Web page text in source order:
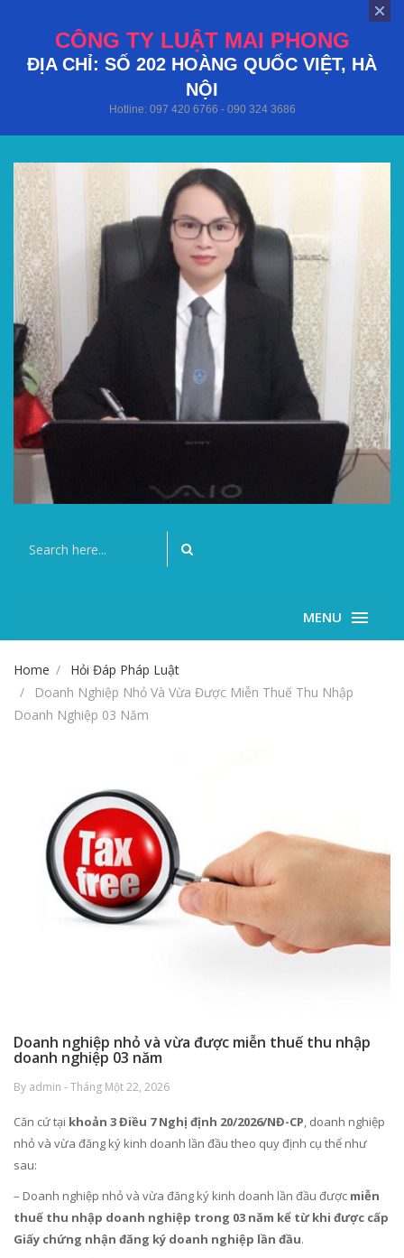
CÔNG TY LUẬT MAI PHONG
ĐỊA CHỈ: SỐ 202 HOÀNG QUỐC VIỆT, HÀ
NỘI
Hotline: 097 420 6766 - 090 324 3686
MENU
Home
Hỏi Đáp Pháp Luật
Doanh Nghiệp Nhỏ Và Vừa Được Miễn Thuế Thu Nhập
Doanh Nghiệp 03 Năm
Doanh nghiệp nhỏ và vừa được miễn thuế thu nhập
doanh nghiệp 03 năm
By admin - Tháng Một 22, 2026
Căn cứ tại khoản 3 Điều 7 Nghị định 20/2026/NĐ-CP, doanh nghiệp
nhỏ và vừa đăng ký kinh doanh lần đầu theo quy định cụ thể như
sau:
– Doanh nghiệp nhỏ và vừa đăng ký kinh doanh lần đầu được miễn
thuế thu nhập doanh nghiệp trong 03 năm kể từ khi được cấp
Giấy chứng nhận đăng ký doanh nghiệp lần đầu.